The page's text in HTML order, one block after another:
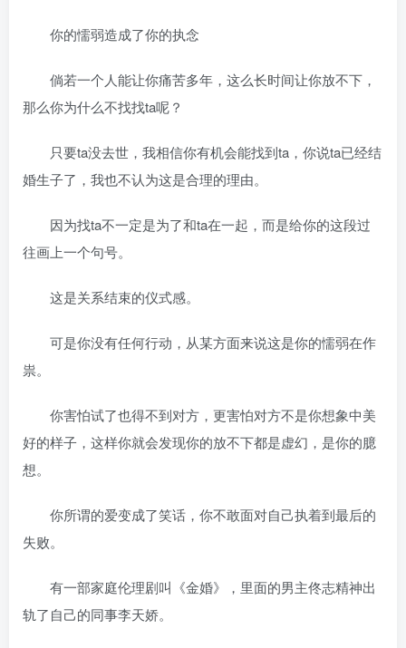
你的懦弱造成了你的执念
倘若一个人能让你痛苦多年，这么长时间让你放不下，
那么你为什么不找找ta呢？
只要ta没去世，我相信你有机会能找到ta，你说ta已经结
婚生子了，我也不认为这是合理的理由。
因为找ta不一定是为了和ta在一起，而是给你的这段过
往画上一个句号。
这是关系结束的仪式感。
可是你没有任何行动，从某方面来说这是你的懦弱在作
祟。
你害怕试了也得不到对方，更害怕对方不是你想象中美
好的样子，这样你就会发现你的放不下都是虚幻，是你的臆
想。
你所谓的爱变成了笑话，你不敢面对自己执着到最后的
失败。
有一部家庭伦理剧叫《金婚》，里面的男主佟志精神出
轨了自己的同事李天娇。